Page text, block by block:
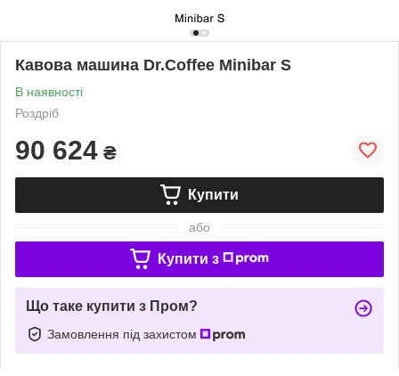
Кавова машина Dr.Coffee Minibar S
В наявності
Роздріб
90 624 ₴
Купити
або
Купити з
Що таке купити з Пром?
Замовлення під захистом